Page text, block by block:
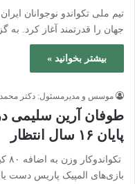
جهان را قدرتمند آغاز کرد. به
بیشتر بخوانید »
موسس و مدیرمسئول: دکتر
طوفان آرین سلیمی
پایان ۱۶ سال انتظار
بازی‌های المپیک پاریس دست